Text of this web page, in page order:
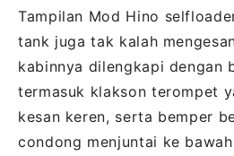
Tampilan Mod Hino
tank juga tak kalah
kabinnya dilengkapi dengan
termasuk klakson terompet
kesan keren, serta bemper
condong menjuntai ke